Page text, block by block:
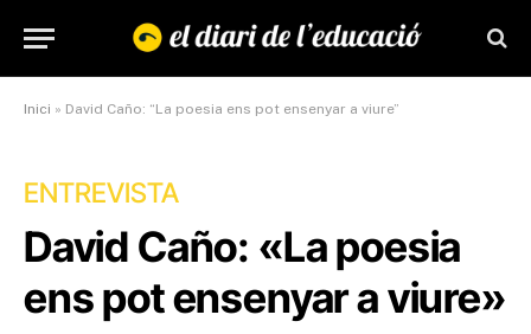
Inici » David Caño: “La poesia ens pot ensenyar a viure”
ENTREVISTA
David Caño: «La poesia
ens pot ensenyar a viure»